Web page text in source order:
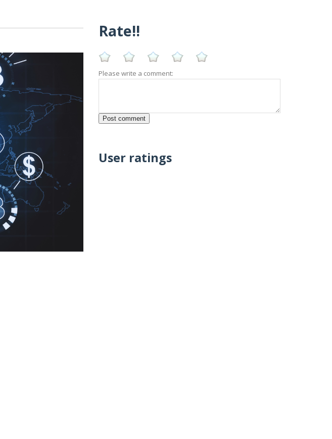
Rate!!
Please write a comment:
User ratings